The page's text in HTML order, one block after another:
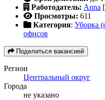
Работодатель: Anna
Просмотры: 611
Категория: Уборка
офисов
Поделиться вакансией
Регион
Центральный округ
Города
не указано